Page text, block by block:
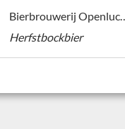
Bierbrouwerij
Herfstbockbier